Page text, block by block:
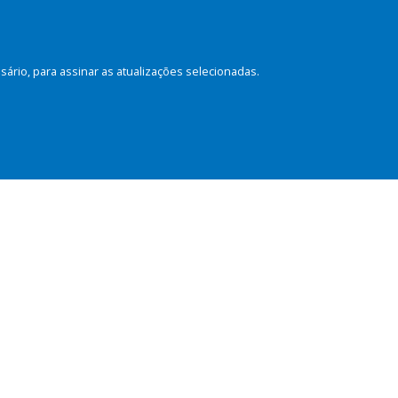
para assinar as atualizações selecionadas.